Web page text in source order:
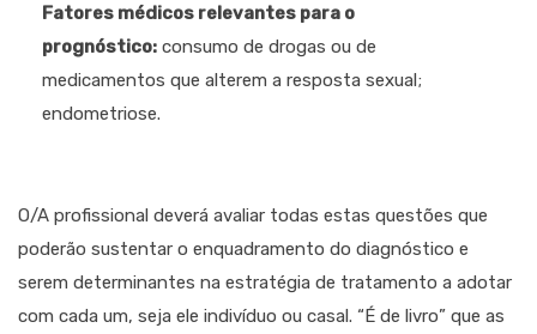
Fatores médicos relevantes para o
prognóstico: consumo de drogas ou de
medicamentos que alterem a resposta sexual;
endometriose.
O/A profissional deverá avaliar todas estas questões que
poderão sustentar o enquadramento do diagnóstico e
serem determinantes na estratégia de tratamento a adotar
com cada um, seja ele indivíduo ou casal. “É de livro” que as